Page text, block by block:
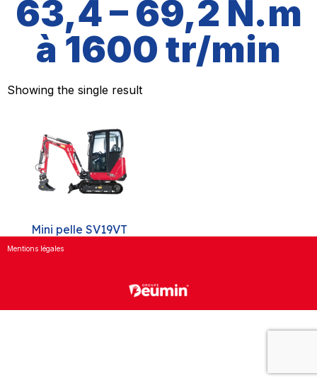
63,4 – 69,2 N.m
à 1600 tr/min
Showing the single result
Mini pelle SV19VT
Mentions légales